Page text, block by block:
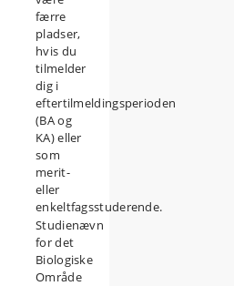
færre
pladser,
hvis du
tilmelder
dig i
eftertilmeldingsperioden
(BA og
KA) eller
som
merit-
eller
enkeltfagsstuderende.
Studienævn
for det
Biologiske
Område